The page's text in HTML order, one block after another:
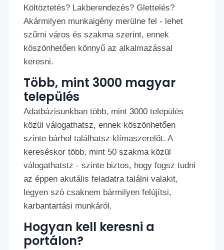
Költöztetés? Lakberendezés? Glettelés?
Akármilyen munkaigény merülne fel - lehet
szűrni város és szakma szerint, ennek
köszönhetően könnyű az alkalmazással
keresni.
Több, mint 3000 magyar
település
Adatbázisunkban több, mint 3000 település
közül válogathatsz, ennek köszönhetően
szinte bárhol találhatsz klímaszerelőt. A
kereséskor több, mint 50 szakma közül
válogathatstz - szinte biztos, hogy fogsz tudni
az éppen akutális feladatra találni valakit,
legyen szó csaknem bármilyen felújítsi,
karbantartási munkáról.
Hogyan kell keresni a
portálon?